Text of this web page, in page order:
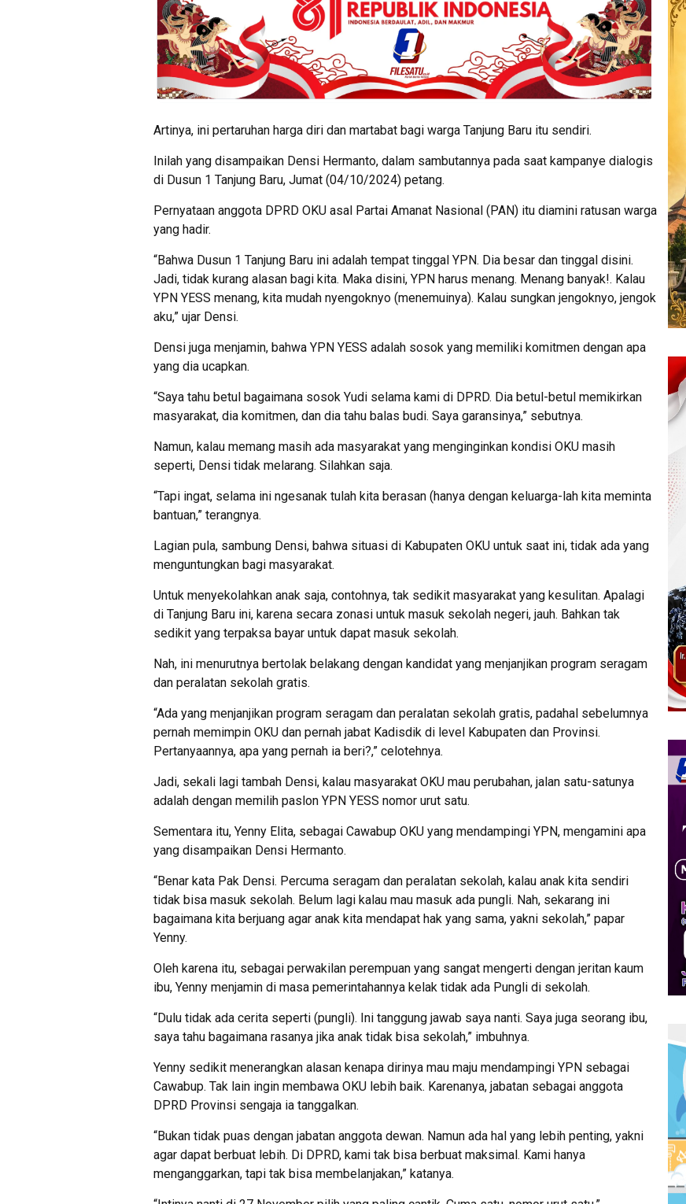
Artinya, ini pertaruhan harga diri dan martabat bagi warga Tanjung Baru itu sendiri.
Inilah yang disampaikan Densi Hermanto, dalam sambutannya pada saat kampanye dialogis
di Dusun 1 Tanjung Baru, Jumat (04/10/2024) petang.
Pernyataan anggota DPRD OKU asal Partai Amanat Nasional (PAN) itu diamini ratusan warga
yang hadir.
“Bahwa Dusun 1 Tanjung Baru ini adalah tempat tinggal YPN. Dia besar dan tinggal disini.
Jadi, tidak kurang alasan bagi kita. Maka disini, YPN harus menang. Menang banyak!. Kalau
YPN YESS menang, kita mudah nyengoknyo (menemuinya). Kalau sungkan jengoknyo, jengok
aku,” ujar Densi.
Densi juga menjamin, bahwa YPN YESS adalah sosok yang memiliki komitmen dengan apa
yang dia ucapkan.
“Saya tahu betul bagaimana sosok Yudi selama kami di DPRD. Dia betul-betul memikirkan
masyarakat, dia komitmen, dan dia tahu balas budi. Saya garansinya,” sebutnya.
Namun, kalau memang masih ada masyarakat yang menginginkan kondisi OKU masih
seperti, Densi tidak melarang. Silahkan saja.
“Tapi ingat, selama ini ngesanak tulah kita berasan (hanya dengan keluarga-lah kita meminta
bantuan,” terangnya.
Lagian pula, sambung Densi, bahwa situasi di Kabupaten OKU untuk saat ini, tidak ada yang
menguntungkan bagi masyarakat.
Untuk menyekolahkan anak saja, contohnya, tak sedikit masyarakat yang kesulitan. Apalagi
di Tanjung Baru ini, karena secara zonasi untuk masuk sekolah negeri, jauh. Bahkan tak
sedikit yang terpaksa bayar untuk dapat masuk sekolah.
Nah, ini menurutnya bertolak belakang dengan kandidat yang menjanjikan program seragam
dan peralatan sekolah gratis.
“Ada yang menjanjikan program seragam dan peralatan sekolah gratis, padahal sebelumnya
pernah memimpin OKU dan pernah jabat Kadisdik di level Kabupaten dan Provinsi.
Pertanyaannya, apa yang pernah ia beri?,” celotehnya.
Jadi, sekali lagi tambah Densi, kalau masyarakat OKU mau perubahan, jalan satu-satunya
adalah dengan memilih paslon YPN YESS nomor urut satu.
Sementara itu, Yenny Elita, sebagai Cawabup OKU yang mendampingi YPN, mengamini apa
yang disampaikan Densi Hermanto.
“Benar kata Pak Densi. Percuma seragam dan peralatan sekolah, kalau anak kita sendiri
tidak bisa masuk sekolah. Belum lagi kalau mau masuk ada pungli. Nah, sekarang ini
bagaimana kita berjuang agar anak kita mendapat hak yang sama, yakni sekolah,” papar
Yenny.
Oleh karena itu, sebagai perwakilan perempuan yang sangat mengerti dengan jeritan kaum
ibu, Yenny menjamin di masa pemerintahannya kelak tidak ada Pungli di sekolah.
“Dulu tidak ada cerita seperti (pungli). Ini tanggung jawab saya nanti. Saya juga seorang ibu,
saya tahu bagaimana rasanya jika anak tidak bisa sekolah,” imbuhnya.
Yenny sedikit menerangkan alasan kenapa dirinya mau maju mendampingi YPN sebagai
Cawabup. Tak lain ingin membawa OKU lebih baik. Karenanya, jabatan sebagai anggota
DPRD Provinsi sengaja ia tanggalkan.
“Bukan tidak puas dengan jabatan anggota dewan. Namun ada hal yang lebih penting, yakni
agar dapat berbuat lebih. Di DPRD, kami tak bisa berbuat maksimal. Kami hanya
menganggarkan, tapi tak bisa membelanjakan,” katanya.